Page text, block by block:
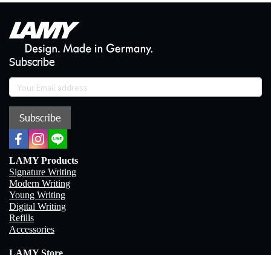
Subscribe
Subscribe
LAMY Products
Signature Writing
Modern Writing
Young Writing
Digital Writing
Refills
Accessories
LAMY Store